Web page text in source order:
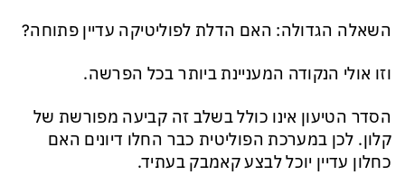
השאלה הגדולה: האם הדלת לפוליטיקה עדיין פתוחה?
וזו אולי הנקודה המעניינת ביותר בכל הפרשה.
הסדר הטיעון אינו כולל בשלב זה קביעה מפורשת של
קלון. לכן במערכת הפוליטית כבר החלו דיונים האם
כחלון עדיין יוכל לבצע קאמבק בעתיד.